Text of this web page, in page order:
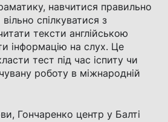
навчитися правильно
спілкуватися з
тексти англійською
інформацію на слух. Це
тест під час іспиту чи
роботу в міжнародній
Гончаренко центр у Балті